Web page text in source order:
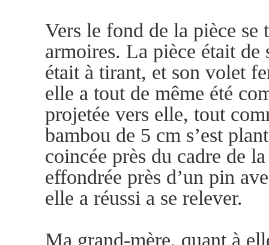
Vers le fond de la pièce se
armoires. La pièce était
était à tirant, et son volet
elle a tout de même été
projetée vers elle, tout
bambou de 5 cm s’est
coincée près du cadre de
effondrée près d’un pin
elle a réussi a se relever.
Ma grand-mère, quant à